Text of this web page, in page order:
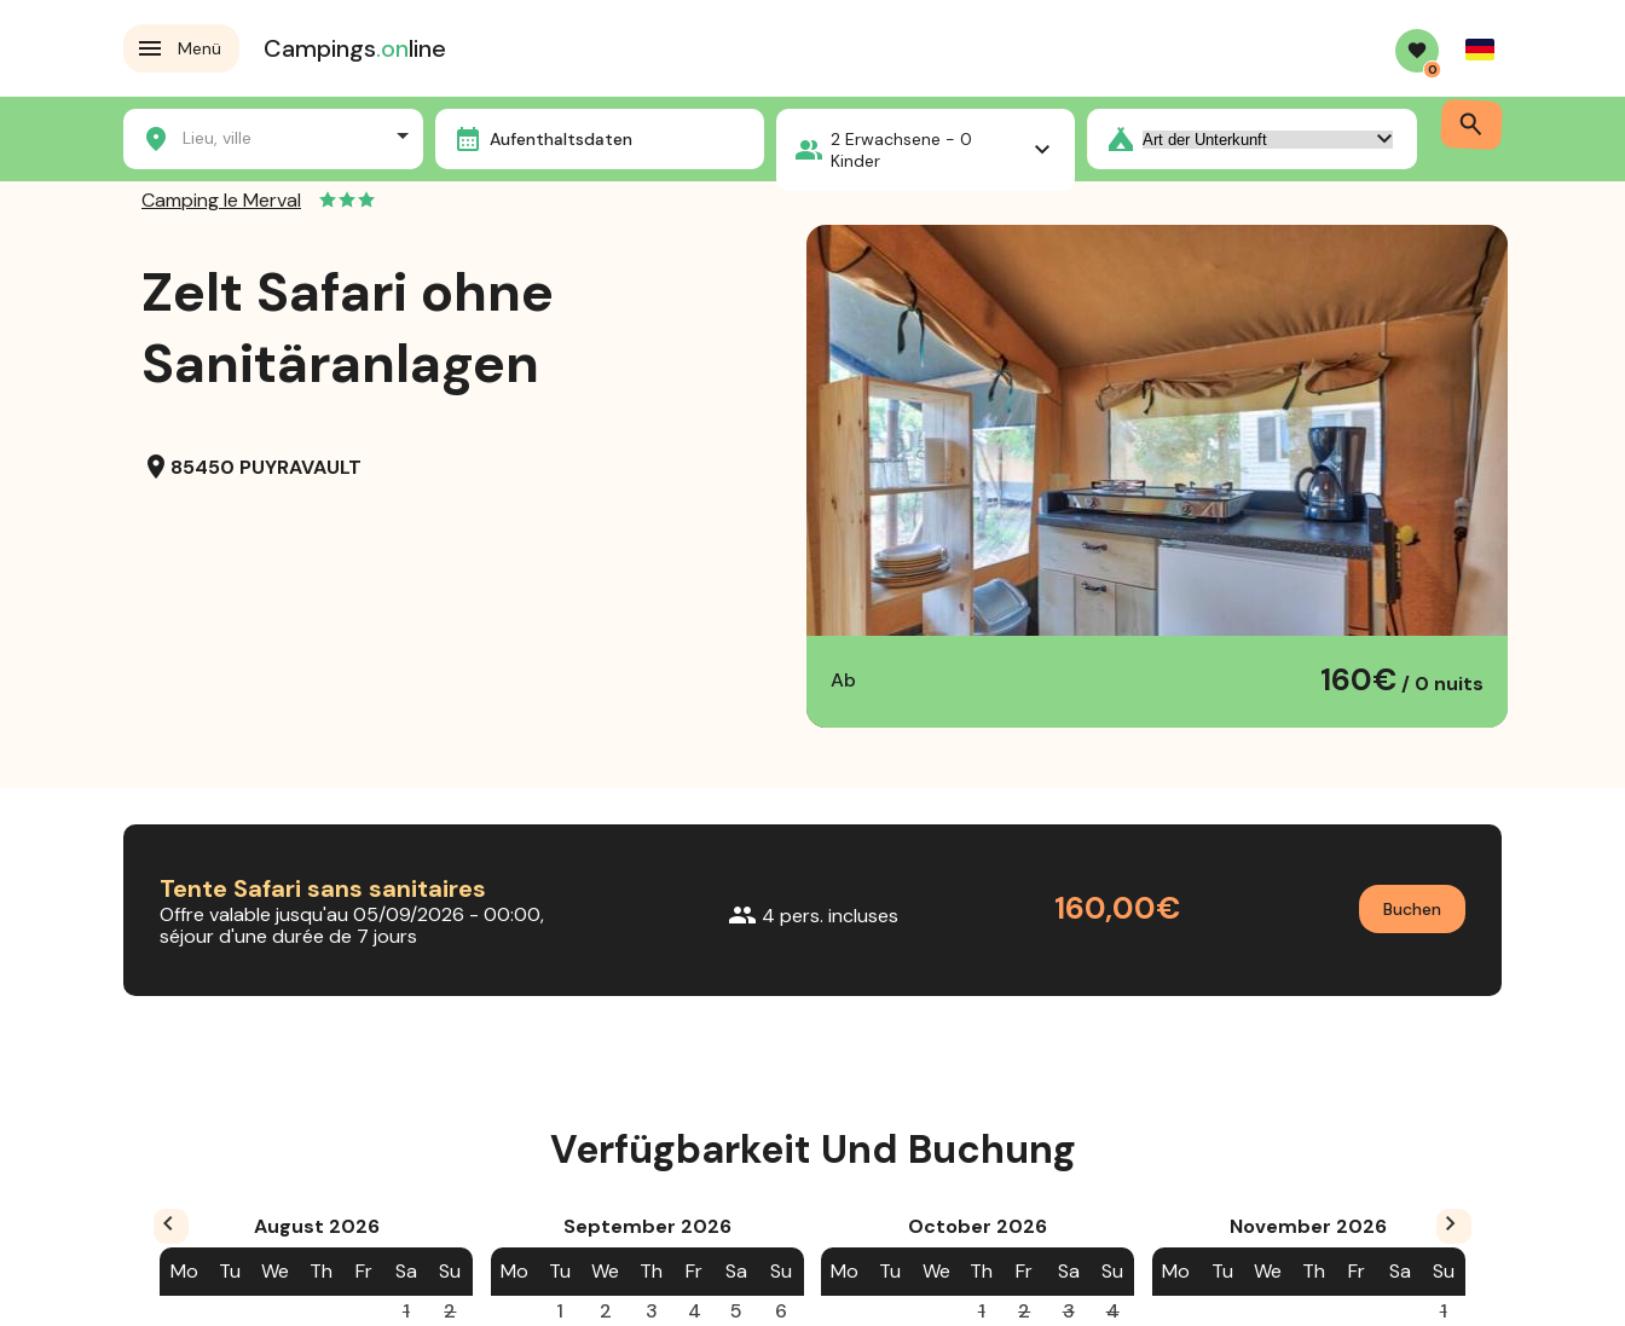
Menü Campings.online
0
German
Lieu, ville Aufenthaltsdaten 2Erwachsene - 0
Kinder
Home Die Campingplätze Camping le Merval Zelt Safari ohne Sanitäranlagen
Camping le Merval
Zelt Safari ohne
Sanitäranlagen
location_on 85450 PUYRAVAULT
Ab 160€ / 0 nuits
Tente Safari sans sanitaires
Offre valable jusqu'au 05/09/2026 - 00:00,
séjour d'une durée de 7 jours
group 4 pers. incluses 160,00€ Buchen
Verfügbarkeit Und Buchung
August 2026
Mo
Tu We Th Fr Sa
Su
1
2
September 2026
Mo
Tu We Th Fr Sa
Su
1
2 3 4 5
6
October 2026
Mo
Tu We Th Fr Sa
Su
1
2 3
4
November 2026
Mo
Tu We Th Fr Sa
Su
1